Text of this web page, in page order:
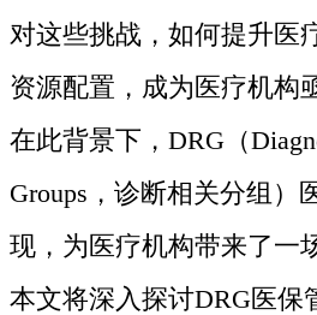
对这些挑战，如何提升医
资源配置，成为医疗机构
在此背景下，DRG（
Groups，诊断相关分组）
现，为医疗机构带来了一
本文将深入探讨DRG医保